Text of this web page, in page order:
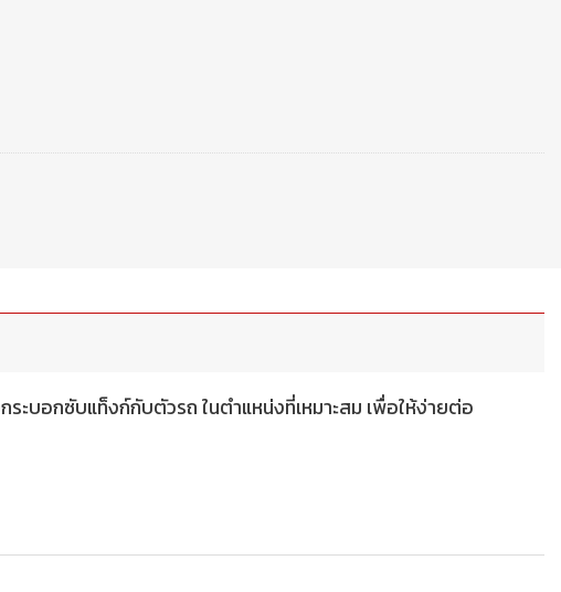
บอกซับแท็งก์กับตัวรถ ในตำแหน่งที่เหมาะสม เพื่อให้ง่ายต่อ